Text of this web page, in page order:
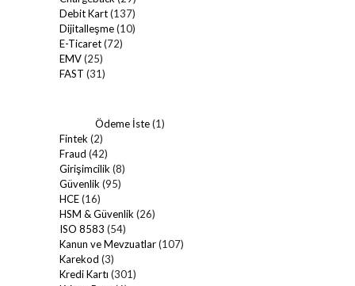
Debit Kart(137)
Dijitalleşme(10)
E-Ticaret(72)
EMV(25)
FAST (31)
Ödeme İste(1)
Fintek (2)
Fraud (42)
Girişimcilik (8)
Güvenlik (95)
HCE(16)
HSM & Güvenlik (26)
ISO 8583 (54)
Kanun ve Mevzuatlar(107)
Karekod (3)
Kredi Kartı (301)